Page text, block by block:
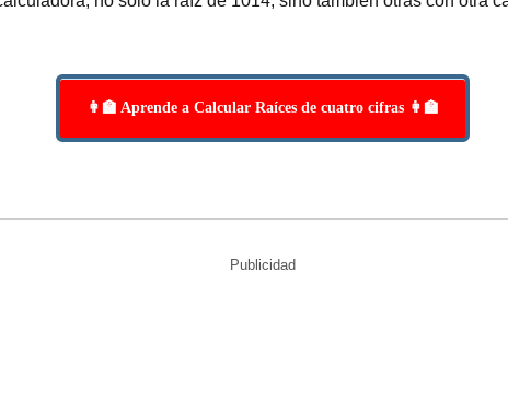
👩‍🏫 Aprende a Calcular Raíces de cuatro cifras 👩‍🏫
Publicidad